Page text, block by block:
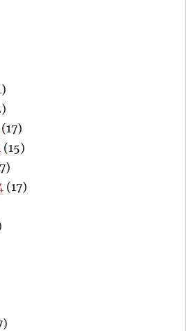
(17)
(15)
(17)